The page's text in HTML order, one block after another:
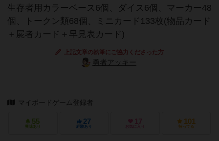
生存者用カラーベース6個、ダイス6個、マーカー48
個、トークン類68個、ミニカード133枚(物品カード
＋屍者カード＋早見表カード)
上記文章の執筆にご協力くださった方
勇者アッキー
マイボードゲーム登録者
55
興味あり
27
経験あり
17
お気に入り
101
持ってる